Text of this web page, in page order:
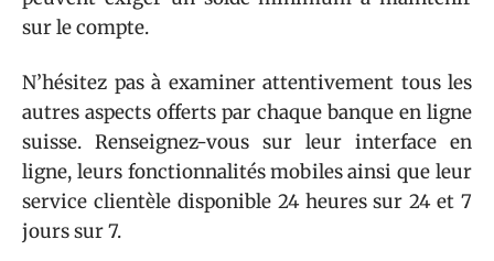
sur le compte.
N’hésitez pas à examiner attentivement tous les
autres aspects offerts par chaque banque en ligne
suisse. Renseignez-vous sur leur interface en
ligne, leurs fonctionnalités mobiles ainsi que leur
service clientèle disponible 24 heures sur 24 et 7
jours sur 7.